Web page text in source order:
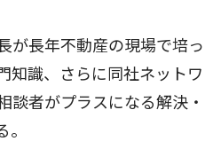
が長年不動産の現場で培っ
知識、さらに同社ネットワ
談者がプラスになる解決・